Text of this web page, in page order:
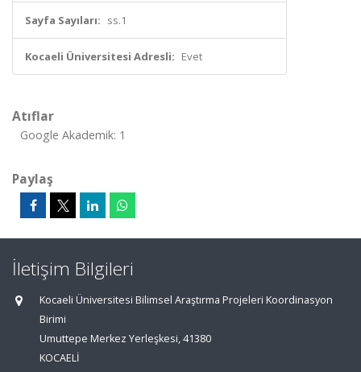
Sayfa Sayıları: ss.1
Kocaeli Üniversitesi Adresli: Evet
Atıflar
Google Akademik: 1
Paylaş
İletişim Bilgileri
Kocaeli Üniversitesi Bilimsel Araştırma Projeleri Koordinasyon
Birimi
Umuttepe Merkez Yerleşkesi, 41380
KOCAELİ